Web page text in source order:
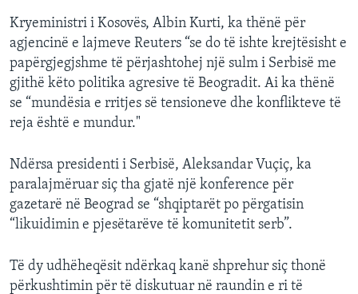
Kryeministri i Kosovës, Albin Kurti, ka thënë për
agjencinë e lajmeve Reuters “se do të ishte krejtësisht e
papërgjegjshme të përjashtohej një sulm i Serbisë me
gjithë këto politika agresive të Beogradit. Ai ka thënë
se “mundësia e rritjes së tensioneve dhe konflikteve të
reja është e mundur."
Ndërsa presidenti i Serbisë, Aleksandar Vuçiç, ka
paralajmëruar siç tha gjatë një konference për
gazetarë në Beograd se “shqiptarët po përgatisin
“likuidimin e pjesëtarëve të komunitetit serb”.
Të dy udhëheqësit ndërkaq kanë shprehur siç thonë
përkushtimin për të diskutuar në raundin e ri të